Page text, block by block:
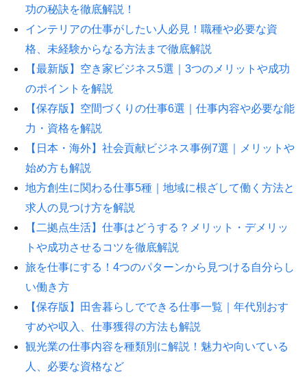
功の秘訣を徹底解説！
インテリアの仕事がしたい人必見！職種や必要な資
格、未経験からなる方法まで徹底解説
【最新版】空き家ビジネス5選｜3つのメリットや成功
のポイントを解説
【保存版】空間づくりの仕事6選｜仕事内容や必要な能
力・資格を解説
【日本・海外】社会貢献ビジネス事例7選｜メリットや
始め方も解説
地方創生に関わる仕事5種｜地域に根ざして働く方法と
求人の見つけ方を解説
【二拠点生活】仕事はどうする？メリット・デメリッ
トや成功させるコツを徹底解説
旅を仕事にする！4つのパターンから見つける自分らし
い働き方
【保存版】田舎暮らしでできる仕事一覧｜年代別おす
すめや収入、仕事獲得の方法も解説
観光業の仕事内容を種類別に解説！魅力や向いている
人、必要な資格など